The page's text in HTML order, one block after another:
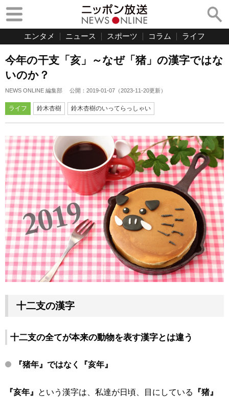
エンタメ ニュース スポーツ コラム ライフ
今年の干支「亥」～なぜ「猪」の漢字ではな
いのか？
NEWS ONLINE 編集部 公開： 2019-01-07 （2023-11-20更新）
ライフ 鈴木杏樹 鈴木杏樹のいってらっしゃい
十二支の漢字
十二支の全てが本来の動物を表す漢字とは違う
『猪年』ではなく『亥年 』
『亥年』 という漢字は、私達が日頃、目にしている
『猪』